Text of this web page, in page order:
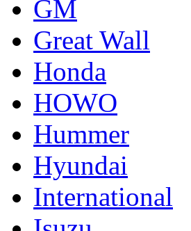
GM
Great Wall
Honda
HOWO
Hummer
Hyundai
International